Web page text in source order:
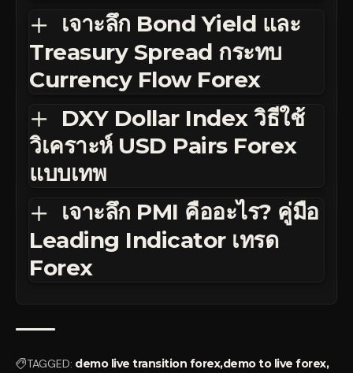
เจาะลึก Bond Yield และ
Treasury Spread กระทบ
Currency Flow Forex
DXY Dollar Index วิธีใช้
วิเคราะห์ USD Pairs Forex
แบบเทพ
เจาะลึก PMI คืออะไร? คู่มือ
Leading Indicator เทรด
Forex
TAGGED: demo live transition forexdemo to live forex